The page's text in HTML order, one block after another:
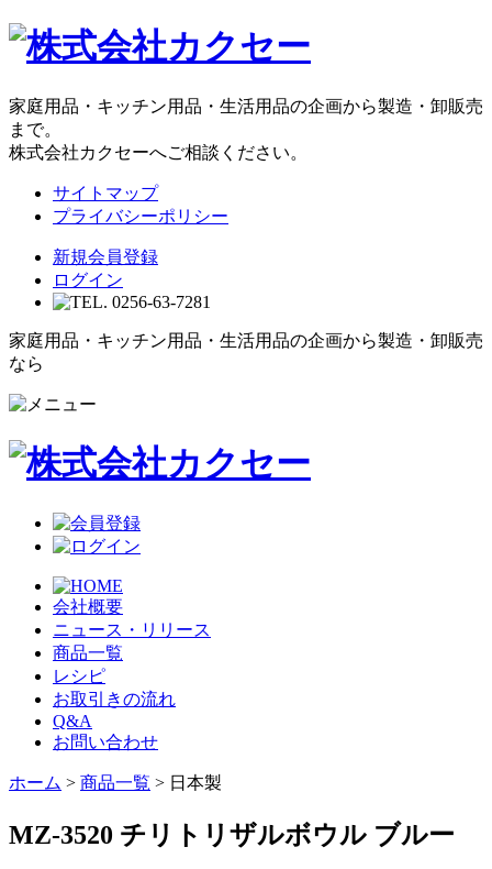
家庭用品・キッチン用品・生活用品の企画から製造・卸販売
まで。
株式会社カクセーへご相談ください。
サイトマップ
プライバシーポリシー
新規会員登録
ログイン
家庭用品・キッチン用品・生活用品の企画から製造・卸販売
なら
会社概要
ニュース・リリース
商品一覧
レシピ
お取引きの流れ
Q&A
お問い合わせ
ホーム > 商品一覧 > 日本製
MZ-3520 チリトリザルボウル ブルー